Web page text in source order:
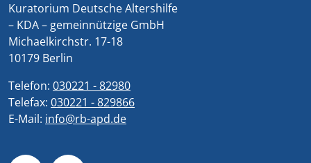
Kuratorium Deutsche Altershilfe
– KDA – gemeinnützige GmbH
Michaelkirchstr. 17-18
10179 Berlin
Telefon: 030221 - 82980
Telefax: 030221 - 829866
E-Mail: info@rb-apd.de